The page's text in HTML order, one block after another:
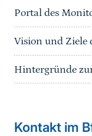
Portal des
Vision und Ziele
Hintergründe
Kontakt im